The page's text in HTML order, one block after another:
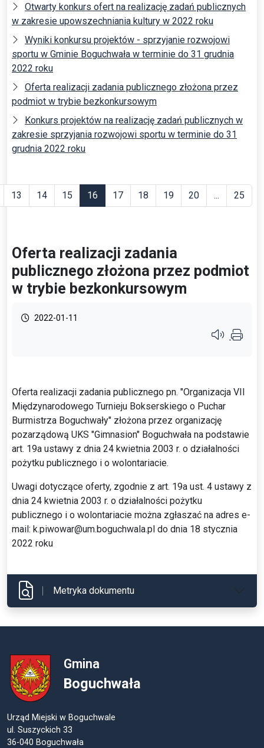
Otwarty konkurs ofert na realizację zadań publicznych
w zakresie upowszechniania kultury w 2022 roku
Wyniki konkursu projektów - sprzyjanie rozwojowi
sportu w Gminie Boguchwała w terminie do 31 grudnia
2022 roku
Oferta realizacji zadania publicznego złożona przez
podmiot w trybie bezkonkursowym
Konkurs projektów na realizację zadań publicznych w
zakresie sprzyjania rozwojowi sportu w terminie do 31
grudnia 2022 roku
13 14 15 16 17 18 19 20 ... 25
Oferta realizacji zadania
publicznego złożona przez podmiot
w trybie bezkonkursowym
2022-01-11
Przycisk
Oferta realizacji zadania publicznego pn. "Organizacja VII
Międzynarodowego Turnieju Bokserskiego o Puchar
Burmistrza Boguchwały" złożona przez organizację
pozarządową UKS "Gimnasion" Boguchwała na podstawie
art. 19a ustawy z dnia 24 kwietnia 2003 r. o działalności
pożytku publicznego i o wolontariacie.
Uwagi dotyczące oferty, zgodnie z art. 19a ust. 4 ustawy z
dnia 24 kwietnia 2003 r. o działalności pożytku
publicznego i o wolontariacie można zgłaszać na adres e-
mail: k.piwowar@um.boguchwala.pl do dnia 18 stycznia
2022 roku
Metryka dokumentu
Gmina
Boguchwała
Urząd Miejski w Boguchwale
ul. Suszyckich 33
36-040 Boguchwała